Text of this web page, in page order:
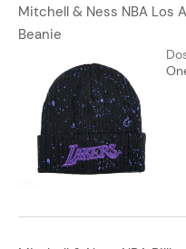
Mitchell & Ness NBA Los
Beanie